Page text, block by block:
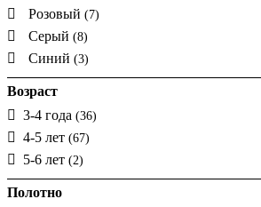
Розовый (7)
Серый (8)
Синий (3)
Возраст
3-4 года (36)
4-5 лет (67)
5-6 лет (2)
Полотно